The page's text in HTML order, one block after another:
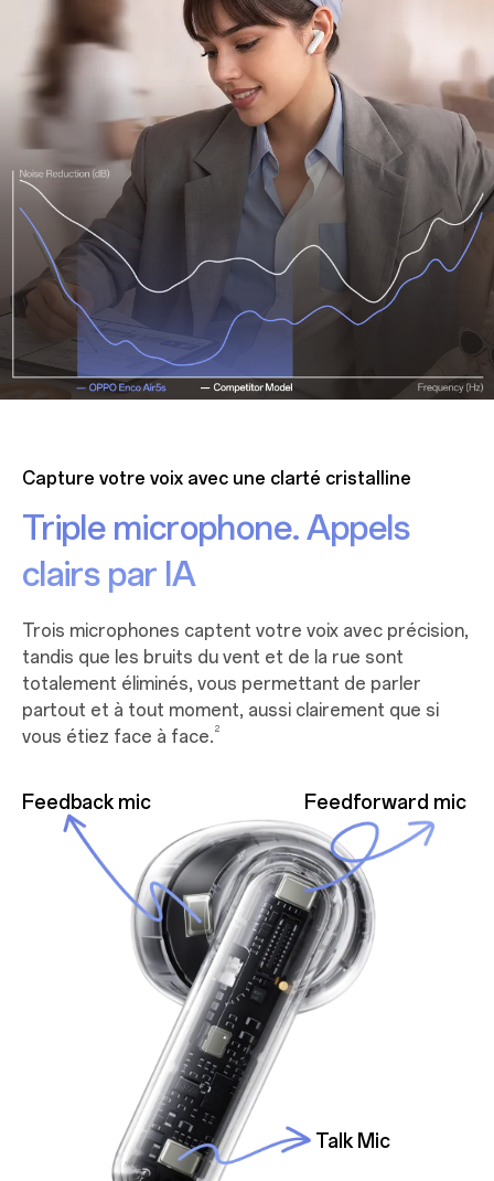
Capture votre voix avec une clarté cristalline
Triple microphone. Appels
clairs par IA
Trois microphones captent votre voix avec précision,
tandis que les bruits du vent et de la rue sont
totalement éliminés, vous permettant de parler
partout et à tout moment, aussi clairement que si
vous étiez face à face. 2
Feedback mic Feedforward mic
Talk Mic